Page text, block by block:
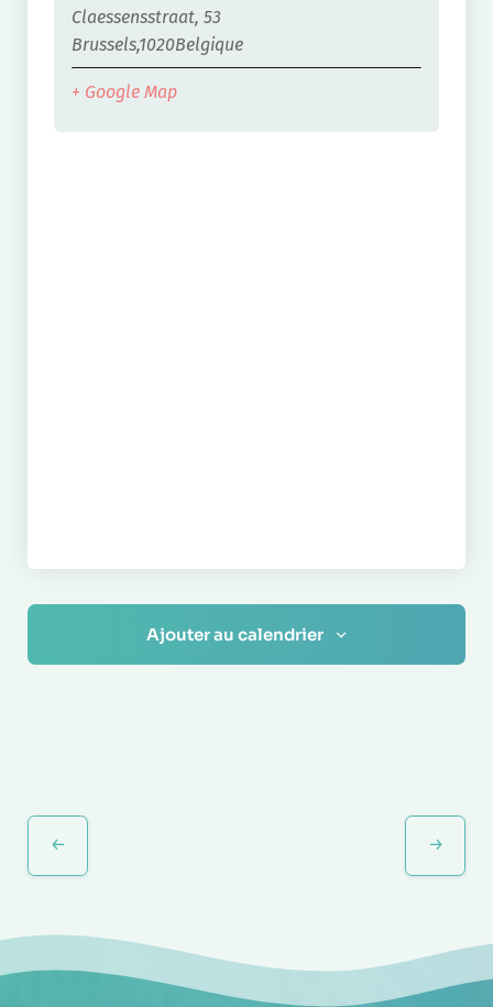
Claessensstraat, 53
Brussels,1020Belgique
+ Google Map
Ajouter au calendrier
Évènement